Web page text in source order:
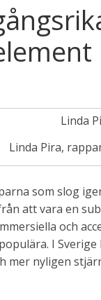
Linda Pira,
som slog
att vara en
och
I
mer nyligen